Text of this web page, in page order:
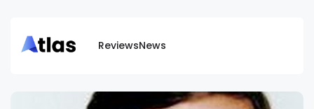
ReviewsNews